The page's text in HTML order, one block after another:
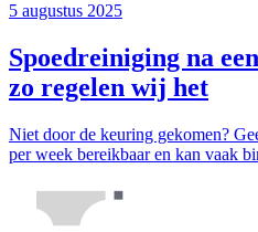
5 augustus 2025
Spoedreiniging na
zo regelen wij het
Niet door de keuring gekomen?
per week bereikbaar en kan vaak